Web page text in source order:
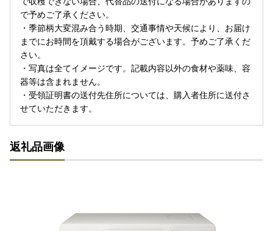
で予めご了承ください。
・季節柄大変混み合う時期、交通事情や天候により、お届け
までにお時間を頂戴する場合がございます。予めご了承くだ
さい。
・写真は全てイメージです。記載内容以外の食材や薬味、容
器等は含まれません。
・受領証明書の送付先住所については、購入者住所に送付さ
せていただきます。
返礼品画像